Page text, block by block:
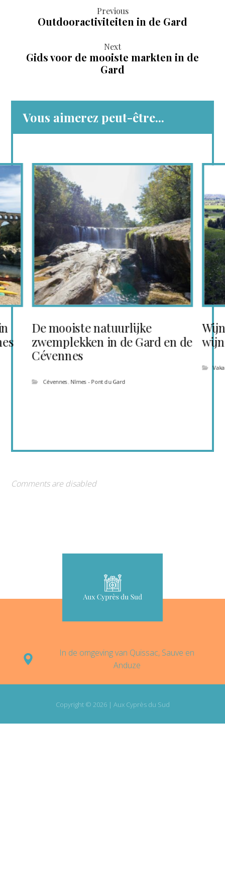
Previous
Outdooractiviteiten in de Gard
Next
Gids voor de mooiste markten in de
Gard
Vous aimerez peut-être...
De mooiste natuurlijke
zwemplekken in de Gard en de
Cévennes
Cévennes, Nîmes - Pont du Gard
Comments are disabled
In de omgeving van Quissac, Sauve en
Anduze
Copyright © 2026 | Aux Cyprès du Sud